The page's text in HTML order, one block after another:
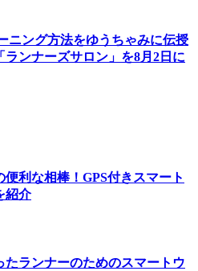
ニング方法をゆうちゃみに伝授
ンナーズサロン」を8月2日に
利な相棒！GPS付きスマート
紹介
たランナーのためのスマートウ